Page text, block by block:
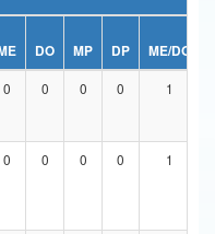
DO MP DP ME/DO
0 0 0 0 1
0 0 0 0 1